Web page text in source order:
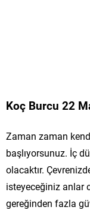
Koç Burcu 22
Zaman zaman
başlıyorsunuz. İç
olacaktır.
isteyeceğiniz anlar
gereğinden fazla